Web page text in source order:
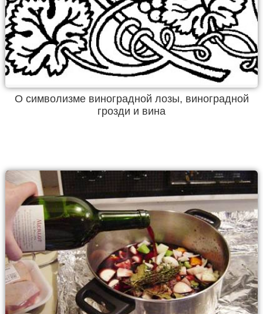
О символизме виноградной лозы, виноградной
грозди и вина